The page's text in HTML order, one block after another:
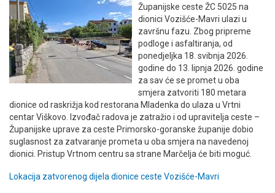
Županijske ceste ŽC 5025 na
dionici Vozišće-Mavri ulazi u
završnu fazu. Zbog pripreme
podloge i asfaltiranja, od
ponedjeljka 18. svibnja 2026.
godine do 13. lipnja 2026. godine
za sav će se promet u oba
smjera zatvoriti 180 metara
dionice od raskrižja kod restorana Mladenka do ulaza u Vrtni
centar Viškovo. Izvođač radova je zatražio i od upravitelja ceste –
Županijske uprave za ceste Primorsko-goranske županije dobio
suglasnost za zatvaranje prometa u oba smjera na navedenoj
dionici. Pristup Vrtnom centru sa strane Marčelja će biti moguć.
Lokacija zatvorenog dijela dionice ceste Vozišće-Mavri